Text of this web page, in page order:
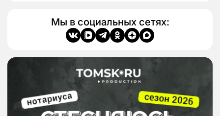
Мы в социальных сетях: